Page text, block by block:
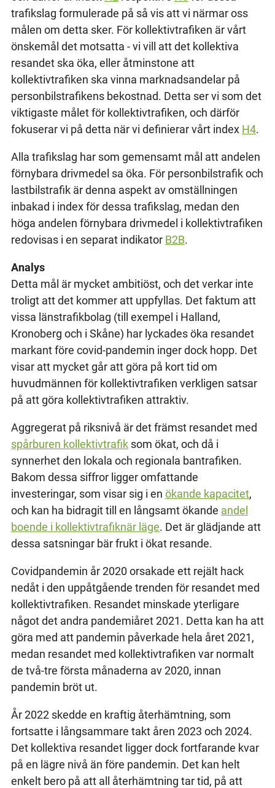
trafikslag formulerade på så vis att vi närmar oss
målen om detta sker. För kollektivtrafiken är vårt
önskemål det motsatta - vi vill att det kollektiva
resandet ska öka, eller åtminstone att
kollektivtrafiken ska vinna marknadsandelar på
personbilstrafikens bekostnad. Detta ser vi som det
viktigaste målet för kollektivtrafiken, och därför
fokuserar vi på detta när vi definierar vårt index H4.
Alla trafikslag har som gemensamt mål att andelen
förnybara drivmedel sa öka. För personbilstrafik och
lastbilstrafik är denna aspekt av omställningen
inbakad i index för dessa trafikslag, medan den
höga andelen förnybara drivmedel i kollektivtrafiken
redovisas i en separat indikator B2B.
Analys
Detta mål är mycket ambitiöst, och det verkar inte
troligt att det kommer att uppfyllas. Det faktum att
vissa länstrafikbolag (till exempel i Halland,
Kronoberg och i Skåne) har lyckades öka resandet
markant före covid-pandemin inger dock hopp. Det
visar att mycket går att göra på kort tid om
huvudmännen för kollektivtrafiken verkligen satsar
på att göra kollektivtrafiken attraktiv.
Aggregerat på riksnivå är det främst resandet med
spårburen kollektivtrafiksom ökat, och då i
synnerhet den lokala och regionala bantrafiken.
Bakom dessa siffror ligger omfattande
investeringar, som visar sig i en ökande kapacitet,
och kan ha bidragit till en långsamt ökande andel
boende i kollektivtrafiknär läge. Det är glädjande att
dessa satsningar bär frukt i ökat resande.
Covidpandemin år 2020 orsakade ett rejält hack
nedåt i den uppåtgående trenden för resandet med
kollektivtrafiken. Resandet minskade yterligare
något det andra pandemiåret 2021. Detta kan ha att
göra med att pandemin påverkade hela året 2021,
medan resandet med kollektivtrafiken var normalt
de två-tre första månaderna av 2020, innan
pandemin bröt ut.
År 2022 skedde en kraftig återhämtning, som
fortsatte i långsammare takt åren 2023 och 2024.
Det kollektiva resandet ligger dock fortfarande kvar
på en lägre nivå än före pandemin. Det kan helt
enkelt bero på att all återhämtning tar tid, på att